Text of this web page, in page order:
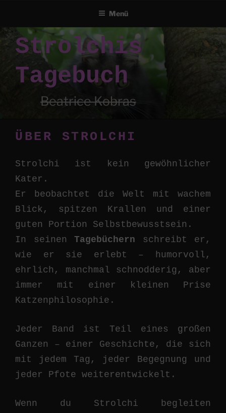
Zum
Inhalt
springenStrolchis
Tagebuch
Beatrice Kobras
Menü
ÜBER STROLCHI
Strolchi ist kein gewöhnlicher
Kater.
Er beobachtet die Welt mit wachem
Blick, spitzen Krallen und einer
guten Portion Selbstbewusstsein.
In seinen Tagebüchern schreibt er,
wie er sie erlebt – humorvoll,
ehrlich, manchmal schnodderig, aber
immer mit einer kleinen Prise
Katzenphilosophie.
Jeder Band ist Teil eines großen
Ganzen – einer Geschichte, die sich
mit jedem Tag, jeder Begegnung und
jeder Pfote weiterentwickelt.
Wenn du Strolchi begleiten